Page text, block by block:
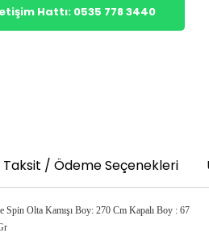
Hattı: 0535 778 3440
Taksit / Ödeme Seçenekleri
Spin Olta Kamışı Boy: 270 Cm Kapalı Boy : 67